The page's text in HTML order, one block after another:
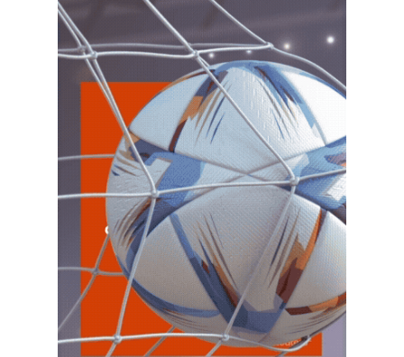
5 Agentes Percepcion San Juan
CUIT 0-1-2-3-4-5-6-7-8-9-…
JUE 6/8
NACIONAL
6 NACIONAL
Autonomos
6 NACIONAL
Retenciones SICOSS Mensual
CUIT 7-8-9-…
ENTRE RIOS
JUE
ENTRE RIOS
Ag. Ret. Imp. Prof. Lib. EERR
CUIT 0-1-2-3-4-…
JUE
ENTRE RIOS